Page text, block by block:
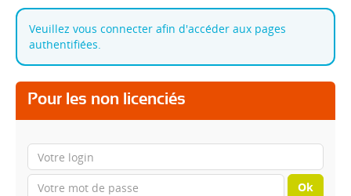
Veuillez vous connecter afin d'accéder aux pages
authentifiées.
Pour les non licenciés
Ok